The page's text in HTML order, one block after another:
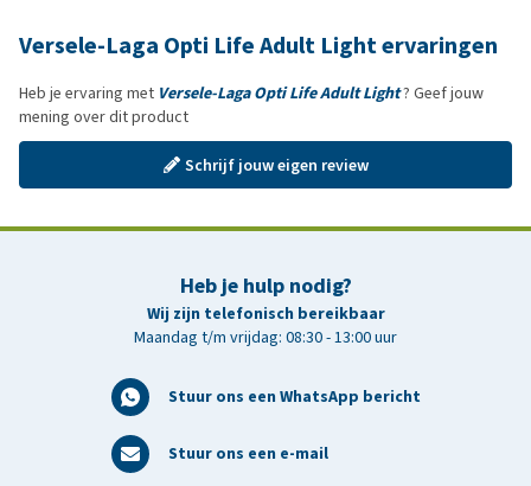
Versele-Laga Opti Life Adult Light ervaringen
Heb je ervaring met Versele-Laga Opti Life Adult Light? Geef jouw
mening over dit product
Schrijf jouw eigen review
Heb je hulp nodig?
Wij zijn telefonisch bereikbaar
Maandag t/m vrijdag: 08:30 - 13:00 uur
Stuur ons een WhatsApp bericht
Stuur ons een e-mail